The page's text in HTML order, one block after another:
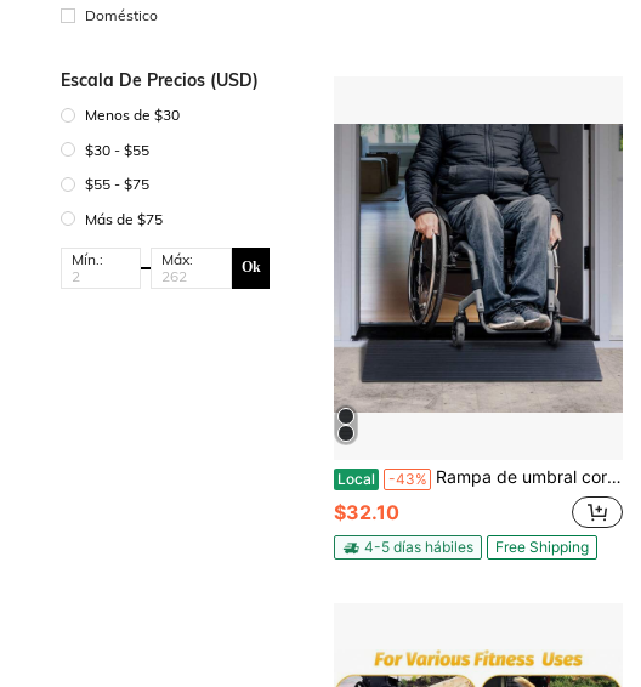
Doméstico
Escala De Precios (USD)
Menos de $30
$30 - $55
$55 - $75
Más de $75
Mín.: Máx: Ok
Local -43% Rampa de umbral cortable de 1,2" o 1,6" de altura para robot barredor, rampa para silla de ruedas de caucho natural de 35,4" de ancho, rampa de caucho macizo antideslizante con cinta de doble cara para puertas, entradas de vehículos, baños, baldosas lisas
$32.10
4-5 días hábiles Free Shipping